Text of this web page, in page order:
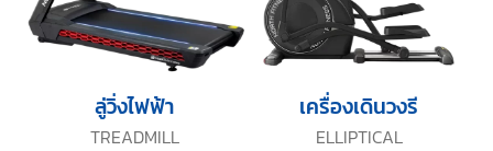
TREADMILL
ลู่วิ่งไฟฟ้า
ELLIPTICAL
เครื่องเดินวงรี